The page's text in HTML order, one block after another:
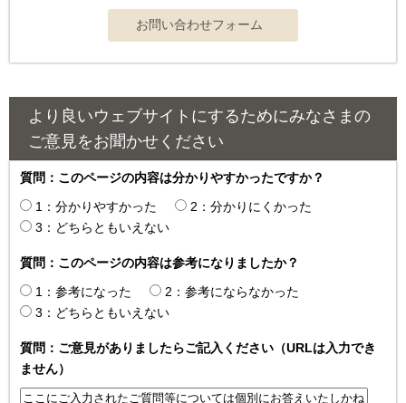
より良いウェブサイトにするためにみなさまの
ご意見をお聞かせください
質問：このページの内容は分かりやすかったですか？
1：分かりやすかった
2：分かりにくかった
3：どちらともいえない
質問：このページの内容は参考になりましたか？
1：参考になった
2：参考にならなかった
3：どちらともいえない
質問：ご意見がありましたらご記入ください（URLは入力でき
ません）